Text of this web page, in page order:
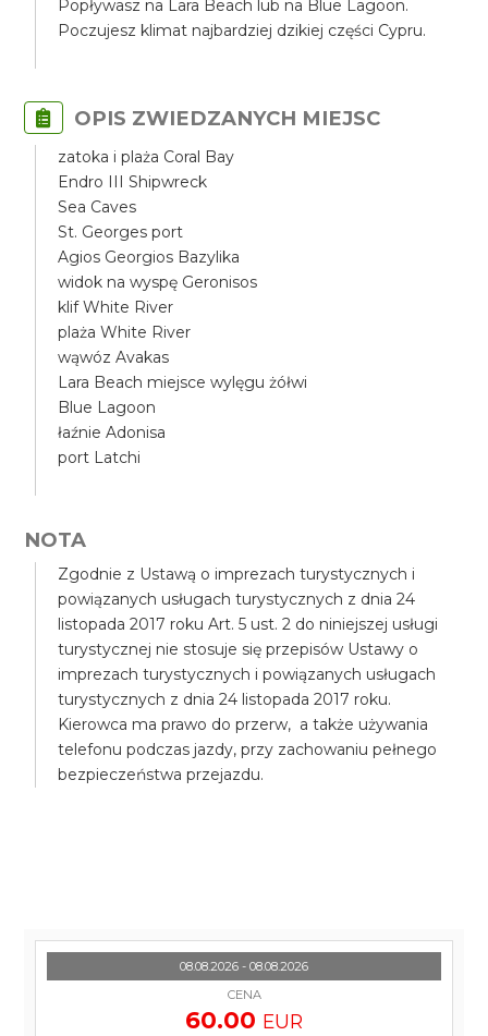
Popływasz na Lara Beach lub na Blue Lagoon.
Poczujesz klimat najbardziej dzikiej części Cypru.
OPIS ZWIEDZANYCH MIEJSC
zatoka i plaża Coral Bay
Endro III Shipwreck
Sea Caves
St. Georges port
Agios Georgios Bazylika
widok na wyspę Geronisos
klif White River
plaża White River
wąwóz Avakas
Lara Beach miejsce wylęgu żółwi
Blue Lagoon
łaźnie Adonisa
port Latchi
NOTA
Zgodnie z Ustawą o imprezach turystycznych i
powiązanych usługach turystycznych z dnia 24
listopada 2017 roku Art. 5 ust. 2 do niniejszej usługi
turystycznej nie stosuje się przepisów Ustawy o
imprezach turystycznych i powiązanych usługach
turystycznych z dnia 24 listopada 2017 roku.
Kierowca ma prawo do przerw, a także używania
telefonu podczas jazdy, przy zachowaniu pełnego
bezpieczeństwa przejazdu.
08.08.2026 - 08.08.2026
CENA
60.00 EUR